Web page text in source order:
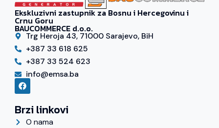
Ekskluzivni zastupnik za Bosnu i Hercegovinu i
Crnu Goru
BAUCOMMERCE d.o.o.
Trg Heroja 43, 71000 Sarajevo, BiH
+387 33 618 625
+387 33 524 623
info@emsa.ba
Brzi linkovi
O nama